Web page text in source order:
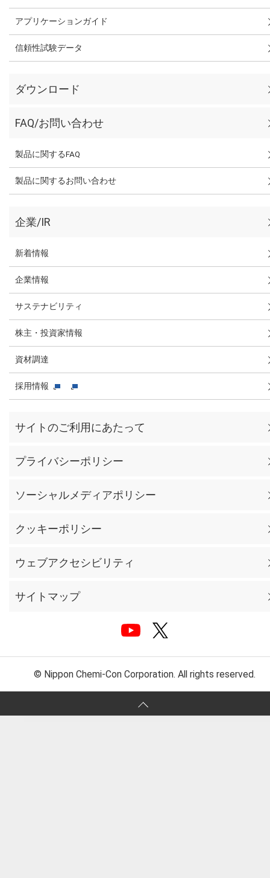
アプリケーションガイド
信頼性試験データ
ダウンロード
FAQ/お問い合わせ
製品に関するFAQ
製品に関するお問い合わせ
企業/IR
新着情報
企業情報
サステナビリティ
株主・投資家情報
資材調達
採用情報
サイトのご利用にあたって
プライバシーポリシー
ソーシャルメディアポリシー
クッキーポリシー
ウェブアクセシビリティ
サイトマップ
© Nippon Chemi-Con Corporation. All rights reserved.